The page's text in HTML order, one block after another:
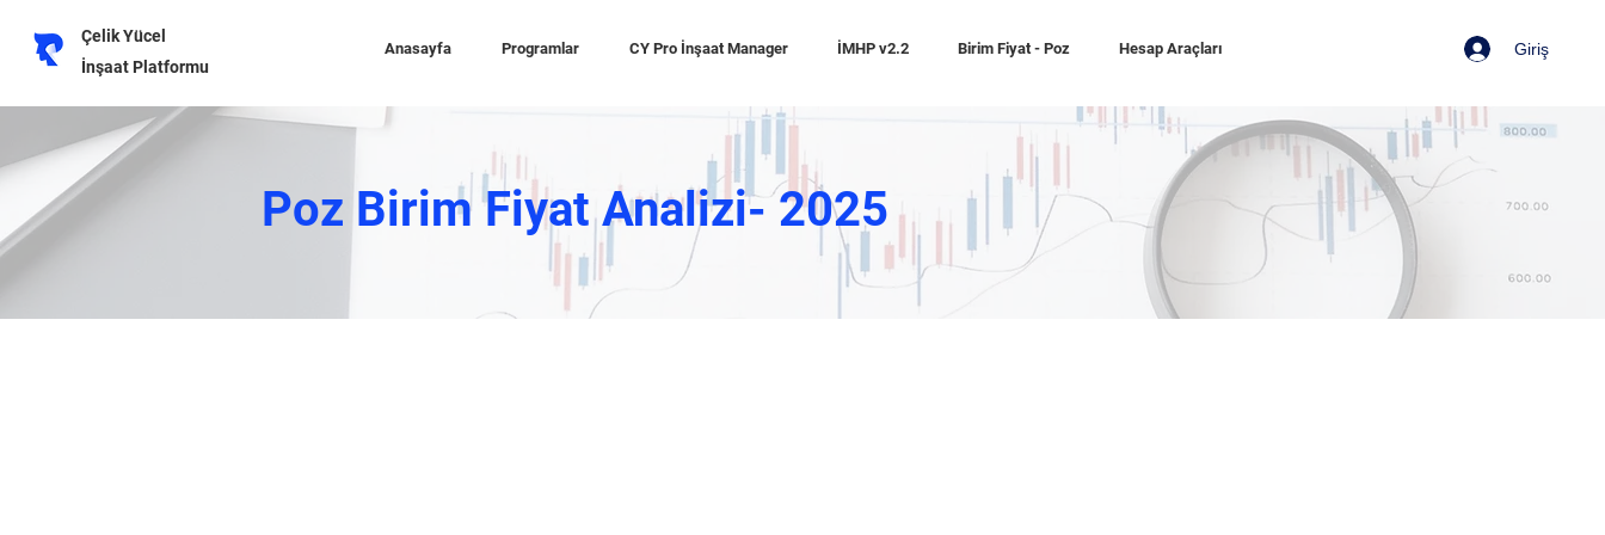
Çelik Yücel
İnşaat Platformu
Anasayfa Programlar CY Pro İnşaat Manager İMHP v2.2 Birim Fiyat - Poz Hesap Araçları Giriş
Poz Birim Fiyat Analizi- 2025